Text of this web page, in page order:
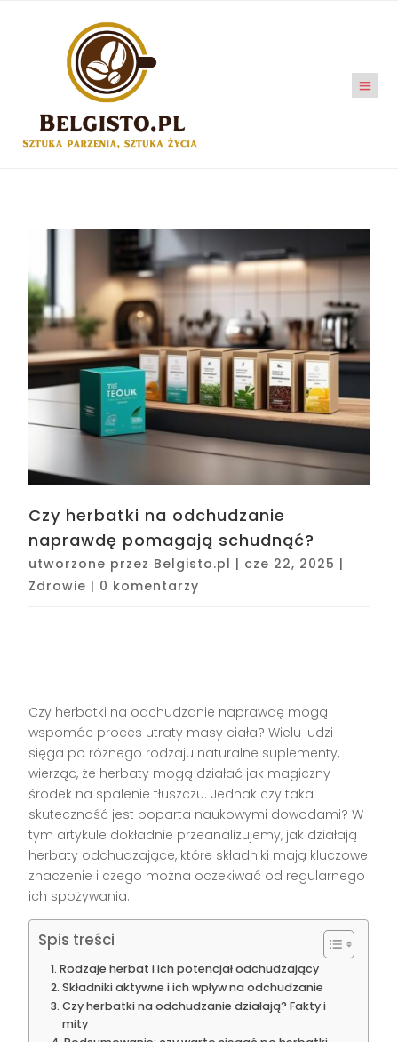
Czy herbatki na odchudzanie
naprawdę pomagają schudnąć?
utworzone przez Belgisto.pl | cze 22, 2025 |
Zdrowie | 0 komentarzy
Czy herbatki na odchudzanie naprawdę mogą
wspomóc proces utraty masy ciała? Wielu ludzi
sięga po różnego rodzaju naturalne suplementy,
wierząc, że herbaty mogą działać jak magiczny
środek na spalenie tłuszczu. Jednak czy taka
skuteczność jest poparta naukowymi dowodami? W
tym artykule dokładnie przeanalizujemy, jak działają
herbaty odchudzające, które składniki mają kluczowe
znaczenie i czego można oczekiwać od regularnego
ich spożywania.
Spis treści
Rodzaje herbat i ich potencjał odchudzający
Składniki aktywne i ich wpływ na odchudzanie
Czy herbatki na odchudzanie działają? Fakty i
mity